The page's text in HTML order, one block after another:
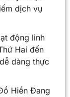
dịch vụ
động linh
Hai đến
dàng thực
Hiền Đang